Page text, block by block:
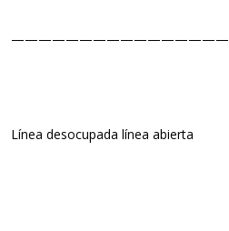
————————————————
Línea desocupada línea abierta